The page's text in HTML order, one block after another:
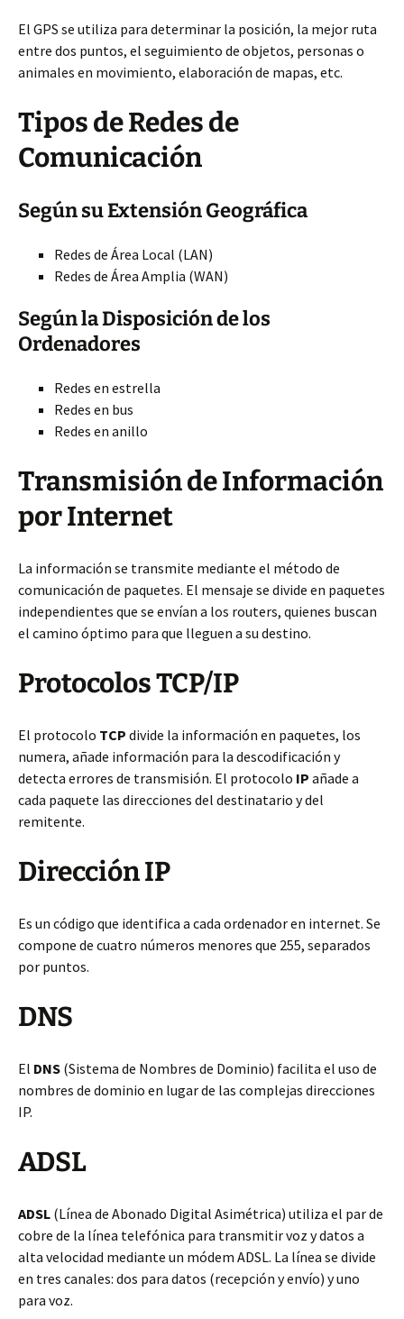
El GPS se utiliza para determinar la posición, la mejor ruta
entre dos puntos, el seguimiento de objetos, personas o
animales en movimiento, elaboración de mapas, etc.
Tipos de Redes de
Comunicación
Según su Extensión Geográfica
Redes de Área Local (LAN)
Redes de Área Amplia (WAN)
Según la Disposición de los
Ordenadores
Redes en estrella
Redes en bus
Redes en anillo
Transmisión de Información
por Internet
La información se transmite mediante el método de
comunicación de paquetes. El mensaje se divide en paquetes
independientes que se envían a los routers, quienes buscan
el camino óptimo para que lleguen a su destino.
Protocolos TCP/IP
El protocolo TCP divide la información en paquetes, los
numera, añade información para la descodificación y
detecta errores de transmisión. El protocolo IP añade a
cada paquete las direcciones del destinatario y del
remitente.
Dirección IP
Es un código que identifica a cada ordenador en internet. Se
compone de cuatro números menores que 255, separados
por puntos.
DNS
El DNS (Sistema de Nombres de Dominio) facilita el uso de
nombres de dominio en lugar de las complejas direcciones
IP.
ADSL
ADSL (Línea de Abonado Digital Asimétrica) utiliza el par de
cobre de la línea telefónica para transmitir voz y datos a
alta velocidad mediante un módem ADSL. La línea se divide
en tres canales: dos para datos (recepción y envío) y uno
para voz.